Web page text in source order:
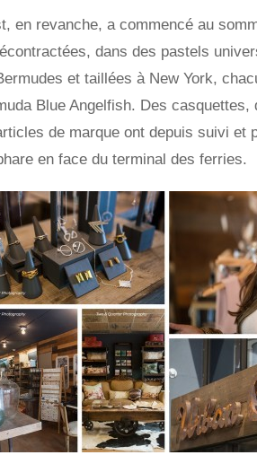
en revanche, a commencé au
dans des pastels
et taillées à New York,
Blue Angelfish. Des
de marque ont depuis suivi et
en face du terminal des ferries.